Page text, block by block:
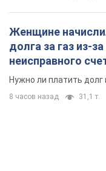
Женщине
долга за газ из-
неисправного
вынес
Нужно ли платить долг
8 часов назад 31,1 т.